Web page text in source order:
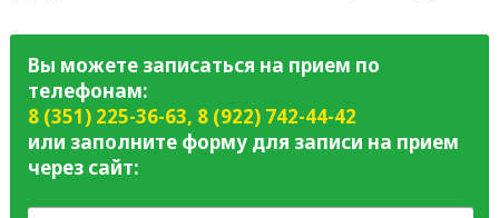
Вы можете записаться на прием по
телефонам:
8 (351) 225-36-63, 8 (922) 742-44-42
или заполните форму для записи на прием
через сайт: